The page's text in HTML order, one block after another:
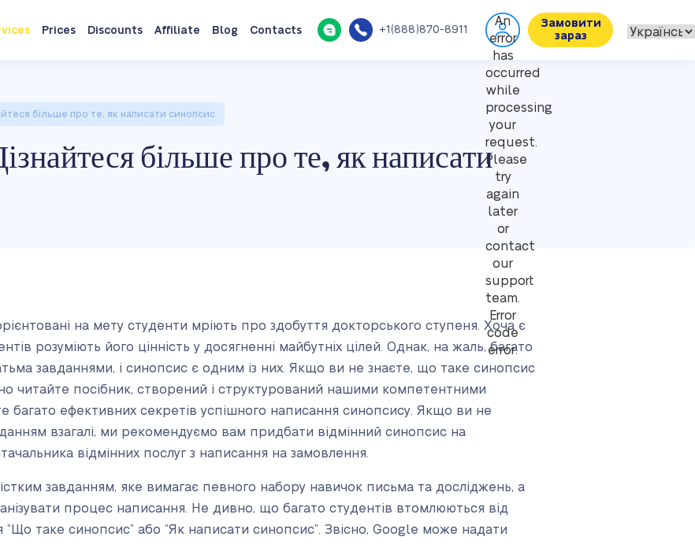
Prices Discounts Affiliate Blog Contacts +1(888)870-8911
An
error
has
occurred
while
processing
your
request.
Please
try
again
later
or
contact
our
support
team.
Error
code
error:
Замовити
зараз
більше про те, як написати синопсис
більше про те, як написати
на мету студенти мріють про здобуття докторського ступеня. Хоча є
розуміють його цінність у досягненні майбутніх цілей. Однак, на жаль, багато
завданнями, і синопсис є одним із них. Якщо ви не знаєте, що таке синопсис
читайте посібник, створений і структурований нашими компетентними
багато ефективних секретів успішного написання синопсису. Якщо ви не
взагалі, ми рекомендуємо вам придбати відмінний синопсис на
відмінних послуг з написання на замовлення.
завданням, яке вимагає певного набору навичок письма та досліджень, а
процес написання. Не дивно, що багато студентів втомлюються від
таке синопсис” або “Як написати синопсис”. Звісно, Google може надати